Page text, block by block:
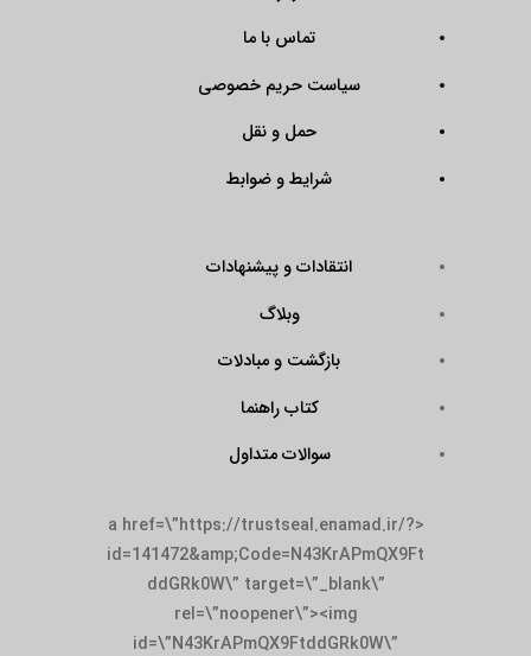
تماس با ما
سیاست حریم خصوصی
حمل و نقل
شرایط و ضوابط
انتقادات و پیشنهادات
وبلاگ
بازگشت و مبادلات
کتاب راهنما
سوالات متداول
<a href=\”https://trustseal.enamad.ir/?
id=141472&amp;Code=N43KrAPmQX9Ft
ddGRk0W\” target=\”_blank\”
rel=\”noopener\”><img
id=\”N43KrAPmQX9FtddGRk0W\”